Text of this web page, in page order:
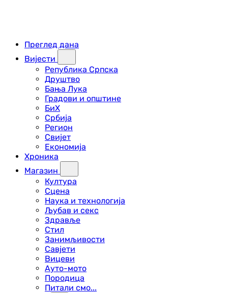
Преглед дана
Вијести
Република Српска
Друштво
Бања Лука
Градови и општине
БиХ
Србија
Регион
Свијет
Економија
Хроника
Магазин
Култура
Сцена
Наука и технологија
Љубав и секс
Здравље
Стил
Занимљивости
Савјети
Вицеви
Ауто-мото
Породица
Питали смо...